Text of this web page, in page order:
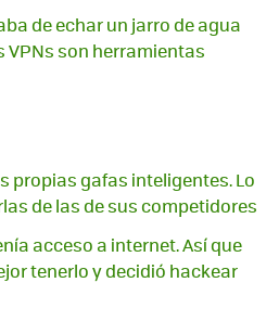
de echar un jarro de agua
VPNs son herramientas
propias gafas inteligentes. Lo
de las de sus competidores
acceso a internet. Así que
tenerlo y decidió hackear